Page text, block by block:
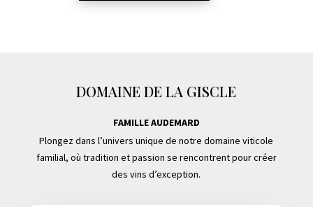
DOMAINE DE LA GISCLE
FAMILLE AUDEMARD
Plongez dans l’univers unique de notre domaine viticole
familial, où tradition et passion se rencontrent pour créer
des vins d’exception.